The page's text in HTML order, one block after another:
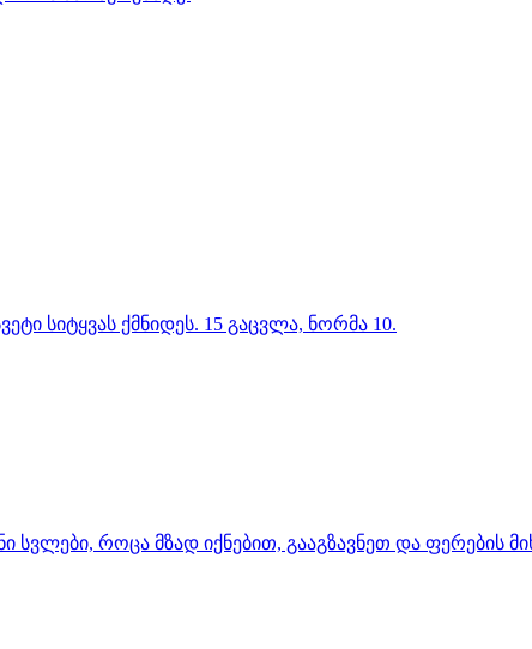
სიტყვას ქმნიდეს. 15 გაცვლა, ნორმა 10.
როცა მზად იქნებით, გააგზავნეთ და ფერების